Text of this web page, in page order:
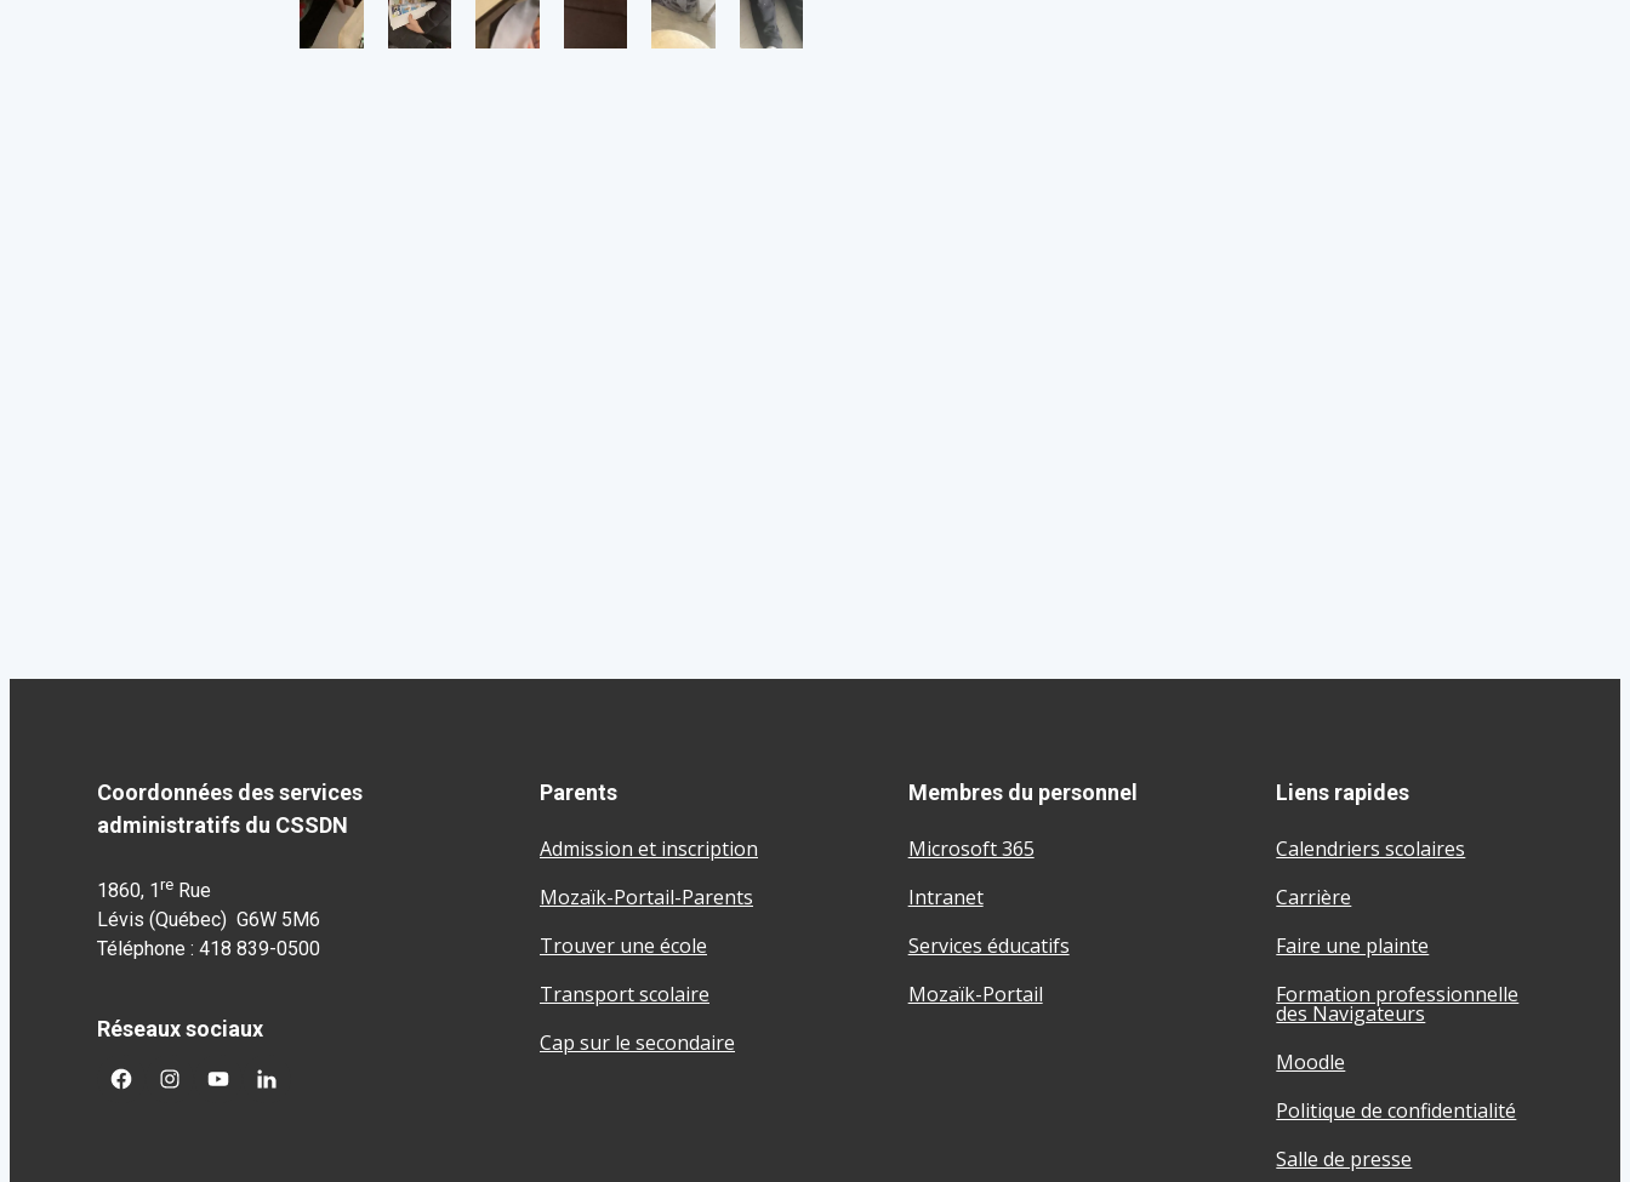
Coordonnées des services
administratifs du CSSDN
1860, 1 re Rue
Lévis (Québec) G6W 5M6
Téléphone : 418 839-0500
Réseaux sociaux
facebookgoogleplus
googleplusgoogleplus
Parents
Admission et inscription
Mozaïk-Portail-Parents
Trouver une école
Transport scolaire
Cap sur le secondaire
Membres du personnel
Microsoft 365
Intranet
Services éducatifs
Mozaïk-Portail
Liens rapides
Calendriers scolaires
Carrière
Faire une plainte
Formation professionnelle
des Navigateurs
Moodle
Politique de confidentialité
Salle de presse